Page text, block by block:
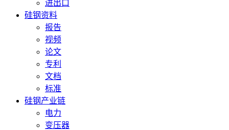
进出口
硅钢资料
报告
视频
论文
专利
文档
标准
硅钢产业链
电力
变压器